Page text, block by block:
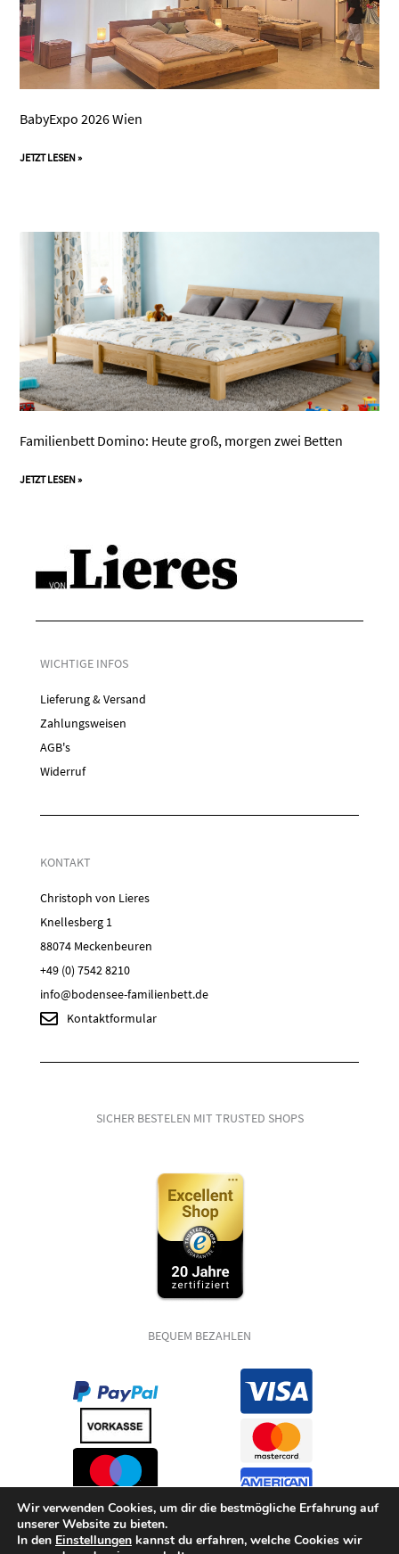
BabyExpo 2026 Wien
JETZT LESEN »
Familienbett Domino: Heute groß, morgen zwei Betten
JETZT LESEN »
WICHTIGE INFOS
Lieferung & Versand
Zahlungsweisen
AGB's
Widerruf
KONTAKT
Christoph von Lieres
Knellesberg 1
88074 Meckenbeuren
+49 (0) 7542 8210
info@bodensee-familienbett.de
Kontaktformular
SICHER BESTELEN MIT TRUSTED SHOPS
BEQUEM BEZAHLEN
Wir verwenden Cookies, um dir die bestmögliche Erfahrung auf
unserer Website zu bieten.
In den Einstellungen kannst du erfahren, welche Cookies wir